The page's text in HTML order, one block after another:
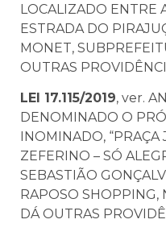
LOCALIZADO ENTRE
ESTRADA DO
MONET,
OUTRAS
LEI 17.115/2019, ver.
DENOMINADO O
INOMINADO,
ZEFERINO – SÓ
SEBASTIÃO
RAPOSO SHOPPING,
DÁ OUTRAS